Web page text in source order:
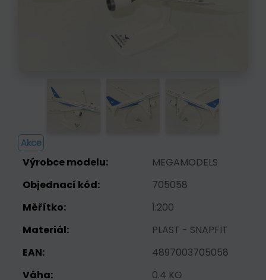
Akce
Výrobce modelu:
MEGAMODELS
Objednací kód:
705058
Měřítko:
1:200
Materiál:
PLAST - SNAPFIT
EAN:
4897003705058
Váha:
0.4 KG